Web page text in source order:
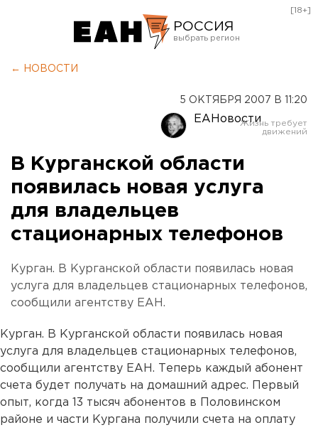
РОССИЯ
Оренбург
[18+]
← НОВОСТИ
5 ОКТЯБРЯ 2007 В 11:20
ЕАНовости
В Курганской области
появилась новая услуга
для владельцев
стационарных телефонов
Курган. В Курганской области появилась новая
услуга для владельцев стационарных телефонов,
сообщили агентству ЕАН.
Курган. В Курганской области появилась новая
услуга для владельцев стационарных телефонов,
сообщили агентству ЕАН. Теперь каждый абонент
счета будет получать на домашний адрес. Первый
опыт, когда 13 тысяч абонентов в Половинском
районе и части Кургана получили счета на оплату